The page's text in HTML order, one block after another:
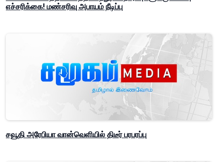
எச்சரிக்கை! மண்சரிவு அபாயம் நீடிப்பு
சவூதி அரேபியா வான்வெளியில் திடீர் பரபரப்பு